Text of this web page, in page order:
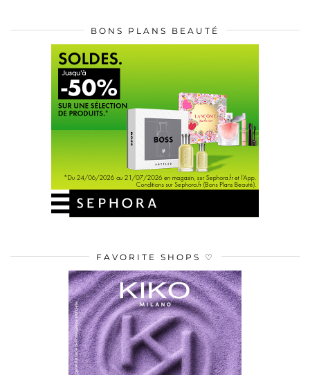
BONS PLANS BEAUTÉ
FAVORITE SHOPS ♡